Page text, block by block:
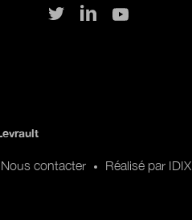
sur Twittersur LinkedInsur Youtube
Nous contacter Réalisé par IDIX